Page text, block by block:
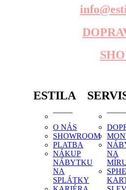
ESTILA
O NÁS
SHOWROOM
PLATBA
NÁKUP
NÁBYTKU
NA
SPLÁTKY
NA